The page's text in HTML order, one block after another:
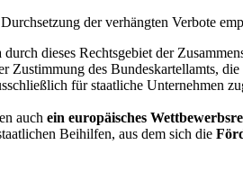
der verhängten Verbote
durch dieses Rechtsgebiet der
Zustimmung des Bundeskartellamts,
für staatliche Unternehmen
auch ein europäisches
Beihilfen, aus dem sich die